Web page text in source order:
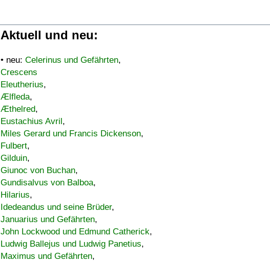
Aktuell und neu:
• neu: Celerinus und Gefährten,
Crescens
Eleutherius,
Ælfleda,
Æthelred,
Eustachius Avril,
Miles Gerard und Francis Dickenson,
Fulbert,
Gilduin,
Giunoc von Buchan,
Gundisalvus von Balboa,
Hilarius,
Idedeandus und seine Brüder,
Januarius und Gefährten,
John Lockwood und Edmund Catherick,
Ludwig Ballejus und Ludwig Panetius,
Maximus und Gefährten,